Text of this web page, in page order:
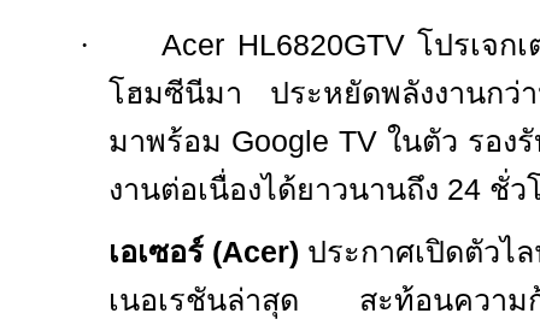
·
Acer HL6820GTV โปรเจก
โฮมซีนีมา ประหยัดพลังงานก
มาพร้อม Google TV ในตัว รอง
งานต่อเนื่องได้ยาวนานถึง 24 ชั่ว
เอเซอร์ (Acer) ประกาศเปิดตัวไ
เนอเรชันล่าสุด สะท้อนความก้